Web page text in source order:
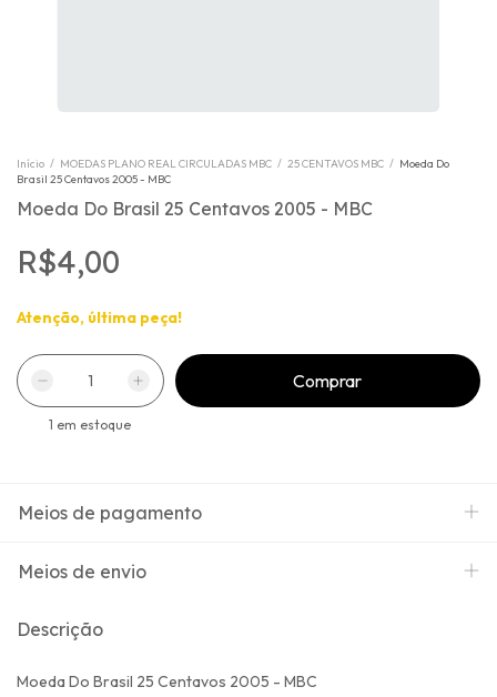
Início / MOEDAS PLANO REAL CIRCULADAS MBC / 25 CENTAVOS MBC / Moeda Do
Brasil 25 Centavos 2005 - MBC
Moeda Do Brasil 25 Centavos 2005 - MBC
R$4,00
Atenção, última peça!
1 em estoque
Meios de pagamento
Meios de envio
Descrição
Moeda Do Brasil 25 Centavos 2005 - MBC